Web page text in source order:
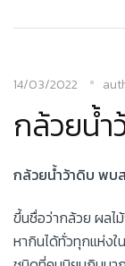
14/03/2022
กล้วยน้ำ
กล้วยน้ำว้าดิบ พบ
ขึ้นชื่อว่ากล้วย ผลไ
หากินได้ทั่วทุกแห่งใ